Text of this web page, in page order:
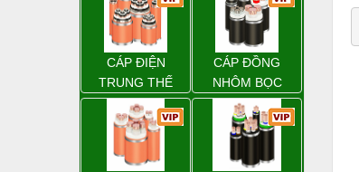
Kệ công nghiệp
Khí nén - Thiết bị
Khuôn mẫu - Phụ tùng
Lọc công nghiệp
Máy công cụ - Phụ tùng
CÁP ĐIỆN
TRUNG THẾ
CÁP ĐỒNG
NHÔM BỌC